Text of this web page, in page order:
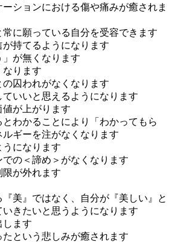
ーションにおける傷や痛みが癒されま
常に願っている自分を受容できます
が持てるようになります
」が無くなります
なります
の囚われがなくなります
ていいと思えるようになります
値が上がります
とわかることにより「わかってもら
ギーを注がなくなります
うになります
での＜諦め＞がなくなります
限が外れます
『美』ではなく、自分が『美しい』と
きたいと思うようになります
します
たという悲しみが癒されます